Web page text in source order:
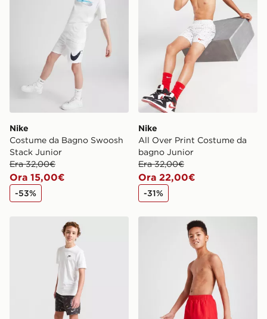
Nike
Costume da Bagno Swoosh
Stack Junior
Era 32,00€
Ora 15,00€
-53%
Nike
All Over Print Costume da
bagno Junior
Era 32,00€
Ora 22,00€
-31%
Nike Costume da bagno All Over Print Junior
Nike Costume da Bagno